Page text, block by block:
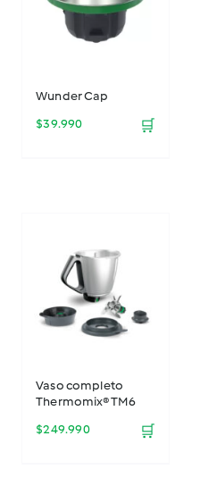
Wunder Cap
$39.990 🛒
Vaso completo
Thermomix® TM6
$249.990 🛒